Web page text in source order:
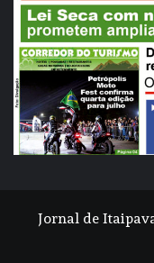
Jornal de